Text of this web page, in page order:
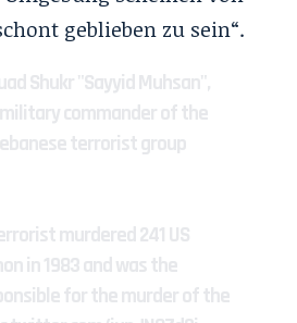
geblieben zu sein“.
Shukr "Sayyid Muhsan",
commander of the
terrorist group
murdered 241 US
in 1983 and was the
for the murder of the